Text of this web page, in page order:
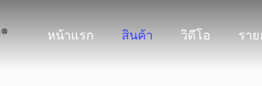
หน้าแรก สินค้า วิดีโอ รา